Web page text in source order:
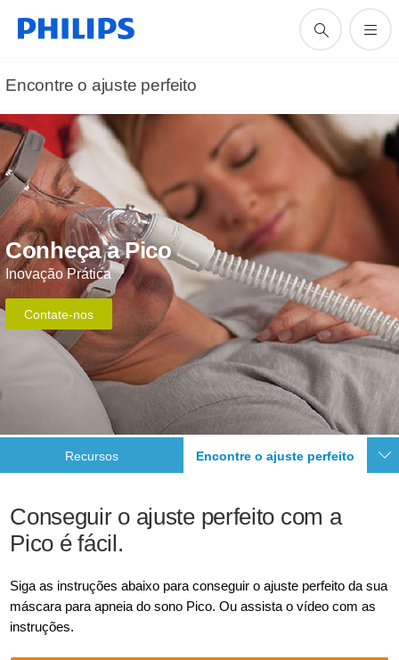
Encontre o ajuste perfeito
Conheça a Pico
Inovação Prática
Contate-nos
Recursos Encontre o ajuste perfeito
Conseguir o ajuste perfeito com a
Pico é fácil.
Siga as instruções abaixo para conseguir o ajuste perfeito da sua
máscara para apneia do sono Pico. Ou assista o vídeo com as
instruções.